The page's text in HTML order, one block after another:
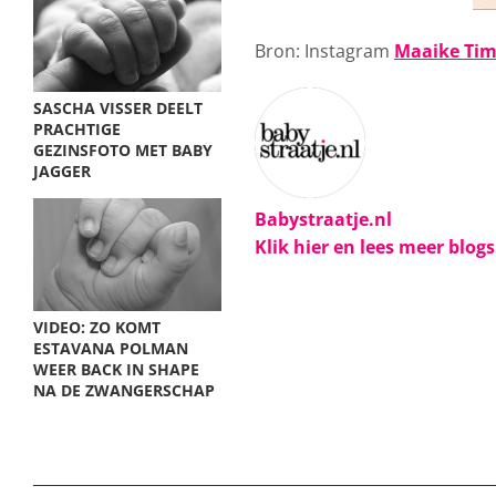
SASCHA VISSER DEELT
PRACHTIGE
GEZINSFOTO MET BABY
JAGGER
VIDEO: ZO KOMT
ESTAVANA POLMAN
WEER BACK IN SHAPE
NA DE ZWANGERSCHAP
Bron: Instagram Maaike
Babystraatje.nl
Klik hier en lees meer